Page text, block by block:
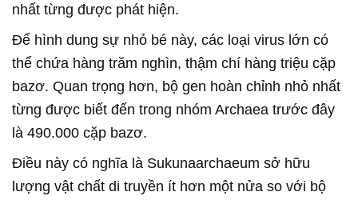
nhất từng được phát hiện.
Để hình dung sự nhỏ bé này, các loại virus lớn có
thể chứa hàng trăm nghìn, thậm chí hàng triệu cặp
bazơ. Quan trọng hơn, bộ gen hoàn chỉnh nhỏ nhất
từng được biết đến trong nhóm Archaea trước đây
là 490.000 cặp bazơ.
Điều này có nghĩa là Sukunaarchaeum sở hữu
lượng vật chất di truyền ít hơn một nửa so với bộ